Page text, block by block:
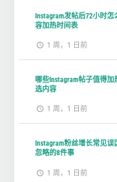
Instagram发帖后72小时
容加热时间表
1 周，1 日前
哪些Instagram帖子值得
选内容
1 周，1 日前
Instagram粉丝增长常见
忽略的8件事
1 周，1 日前